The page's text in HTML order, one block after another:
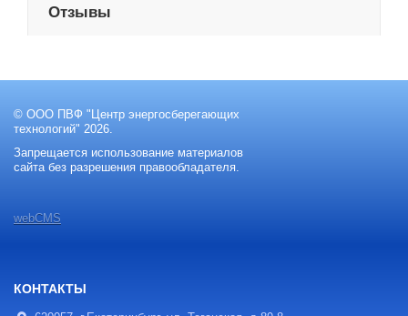
Отзывы
© ООО ПВФ "Центр энергосберегающих
технологий" 2026.
Запрещается использование материалов
сайта без разрешения правообладателя.
webCMS
КОНТАКТЫ